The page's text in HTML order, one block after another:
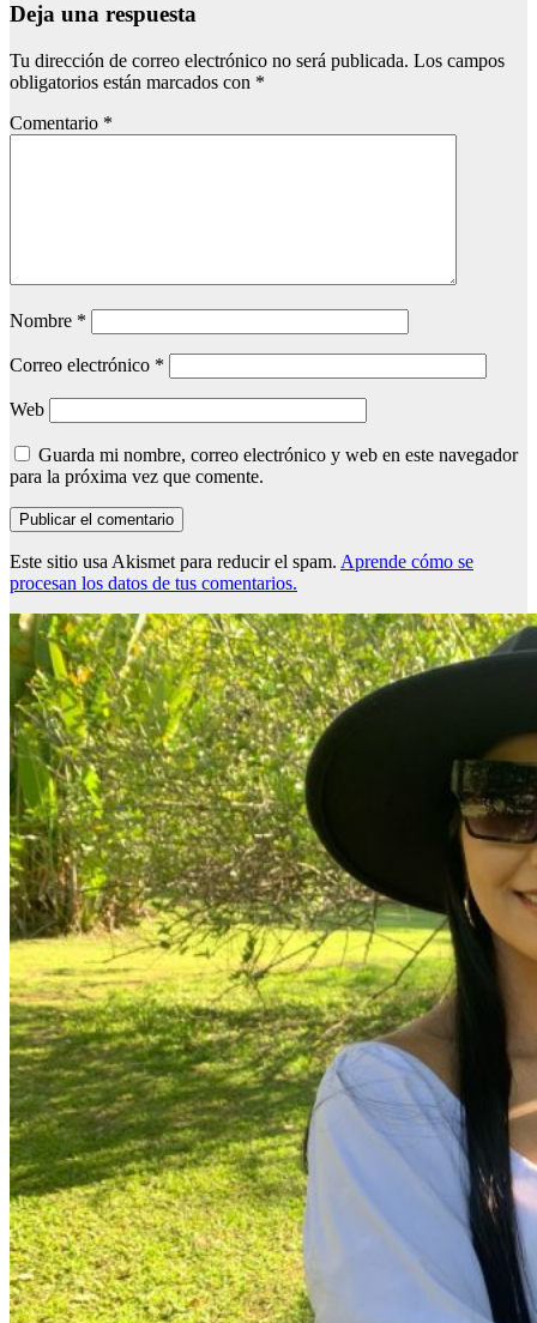
Deja una respuesta
Tu dirección de correo electrónico no será publicada. Los campos
obligatorios están marcados con *
Comentario *
Nombre *
Correo electrónico *
Web
Guarda mi nombre, correo electrónico y web en este navegador
para la próxima vez que comente.
Este sitio usa Akismet para reducir el spam. Aprende cómo se
procesan los datos de tus comentarios.